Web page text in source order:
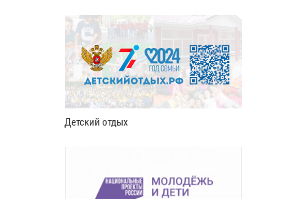
Детский отдых